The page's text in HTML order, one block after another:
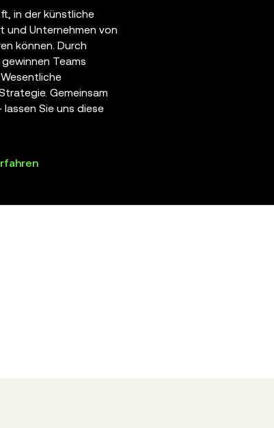
in der künstliche
und Unternehmen von
können. Durch
Teams
Gemeinsam
Sie uns diese